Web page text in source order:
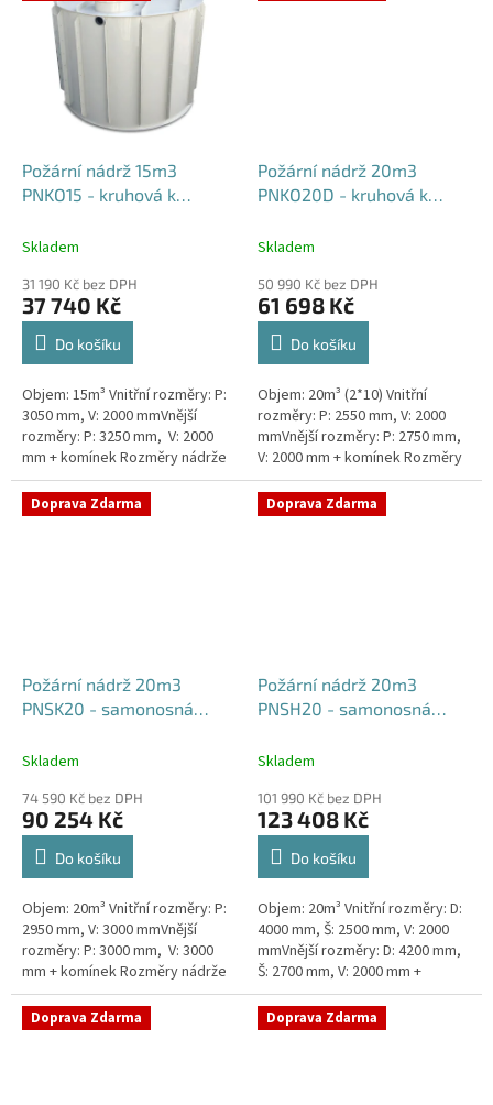
Požární nádrž 15m3
PNKO15 - kruhová k
Skladem
31 190 Kč bez DPH
37 740 Kč
Do košíku
Objem: 15m³ Vnitřní rozměry: P:
3050 mm, V: 2000 mmVnější
rozměry: P: 3250 mm, V: 2000
mm + komínek Rozměry nádrže
možno jakkoliv upravit -
vyrobíme nádrž na míru!Nádrž...
Požární nádrž 20m3
PNKO20D - kruhová k
Skladem
50 990 Kč bez DPH
61 698 Kč
Do košíku
Objem: 20m³ (2*10) Vnitřní
rozměry: P: 2550 mm, V: 2000
mmVnější rozměry: P: 2750 mm,
V: 2000 mm + komínek Rozměry
nádrže možno jakkoliv upravit -
vyrobíme nádrž na...
Doprava Zdarma
Požární nádrž 20m3
PNSK20 - samonosná
Skladem
74 590 Kč bez DPH
90 254 Kč
Do košíku
Objem: 20m³ Vnitřní rozměry: P:
2950 mm, V: 3000 mmVnější
rozměry: P: 3000 mm, V: 3000
mm + komínek Rozměry nádrže
možno jakkoliv upravit -
vyrobíme nádrž na míru!Nádrž...
Doprava Zdarma
Požární nádrž 20m3
PNSH20 - samonosná
Skladem
101 990 Kč bez DPH
123 408 Kč
Do košíku
Objem: 20m³ Vnitřní rozměry: D:
4000 mm, Š: 2500 mm, V: 2000
mmVnější rozměry: D: 4200 mm,
Š: 2700 mm, V: 2000 mm +
komínek Běžná doba dodání 2-3
týdny od objednávky. Rozměry...
Doprava Zdarma Doprava Zdarma